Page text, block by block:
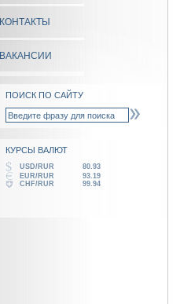
КОНТАКТЫ
ВАКАНСИИ
ПОИСК ПО САЙТУ
КУРСЫ ВАЛЮТ
USD/RUR
80.93
EUR/RUR
93.19
CHF/RUR
99.94